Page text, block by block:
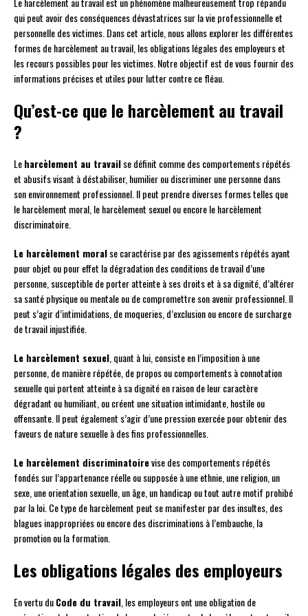
qui peut avoir des conséquences dévastatrices sur la vie professionnelle et
personnelle des victimes. Dans cet article, nous allons explorer les différentes
formes de harcèlement au travail, les obligations légales des employeurs et
les recours possibles pour les victimes. Notre objectif est de vous fournir des
informations précises et utiles pour lutter contre ce fléau.
Qu’est-ce que le harcèlement au travail
?
Leharcèlement au travailse définit comme des comportements répétés
et abusifs visant à déstabiliser, humilier ou discriminer une personne dans
son environnement professionnel. Il peut prendre diverses formes telles que
le harcèlement moral, le harcèlement sexuel ou encore le harcèlement
discriminatoire.
Le harcèlement moralse caractérise par des agissements répétés ayant
pour objet ou pour effet la dégradation des conditions de travail d’une
personne, susceptible de porter atteinte à ses droits et à sa dignité, d’altérer
sa santé physique ou mentale ou de compromettre son avenir professionnel. Il
peut s’agir d’intimidations, de moqueries, d’exclusion ou encore de surcharge
de travail injustifiée.
Le harcèlement sexuel, quant à lui, consiste en l’imposition à une
personne, de manière répétée, de propos ou comportements à connotation
sexuelle qui portent atteinte à sa dignité en raison de leur caractère
dégradant ou humiliant, ou créent une situation intimidante, hostile ou
offensante. Il peut également s’agir d’une pression exercée pour obtenir des
faveurs de nature sexuelle à des fins professionnelles.
Le harcèlement discriminatoirevise des comportements répétés
fondés sur l’appartenance réelle ou supposée à une ethnie, une religion, un
sexe, une orientation sexuelle, un âge, un handicap ou tout autre motif prohibé
par la loi. Ce type de harcèlement peut se manifester par des insultes, des
blagues inappropriées ou encore des discriminations à l’embauche, la
promotion ou la formation.
Les obligations légales des employeurs
En vertu duCode du travail, les employeurs ont une obligation de